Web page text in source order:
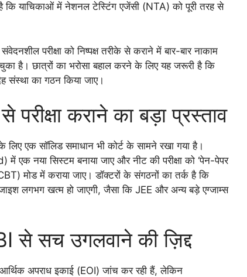
कि याचिकाओं में नेशनल टेस्टिंग एजेंसी (NTA) को पूरी तरह से
परीक्षा को निष्पक्ष तरीके से कराने में बार-बार नाकाम
है। छात्रों का भरोसा बहाल करने के लिए यह जरूरी है कि
संस्था का गठन किया जाए।
कराने का बड़ा प्रस्ताव
लिए एक सॉलिड समाधान भी कोर्ट के सामने रखा गया है।
एक नया सिस्टम बनाया जाए और नीट की परीक्षा को ‘पेन-पेपर
मोड में कराया जाए। डॉक्टरों के संगठनों का तर्क है कि
लगभग खत्म हो जाएगी, जैसा कि JEE और अन्य बड़े एग्जाम्स
से सच उगलवाने की ज़िद्द
अपराध इकाई (EOI) जांच कर रही हैं, लेकिन